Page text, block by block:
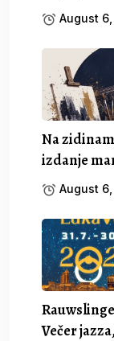
August
Na
izdanje
August
Večer